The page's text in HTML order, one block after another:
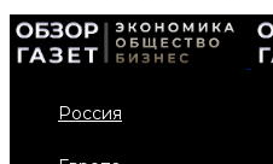
Россия